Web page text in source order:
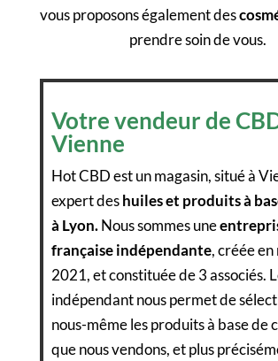
vous proposons également des
prendre soin de vous.
Votre vendeur de
Vienne
Hot CBD est un magasin, situé à
expert deshuiles et produits à
à Lyon.Nous sommes une
française indépendante, créée en
2021, et constituée de 3 associés.
indépendant nous permet de
nous-même les produits à base de
que nous vendons, et plus